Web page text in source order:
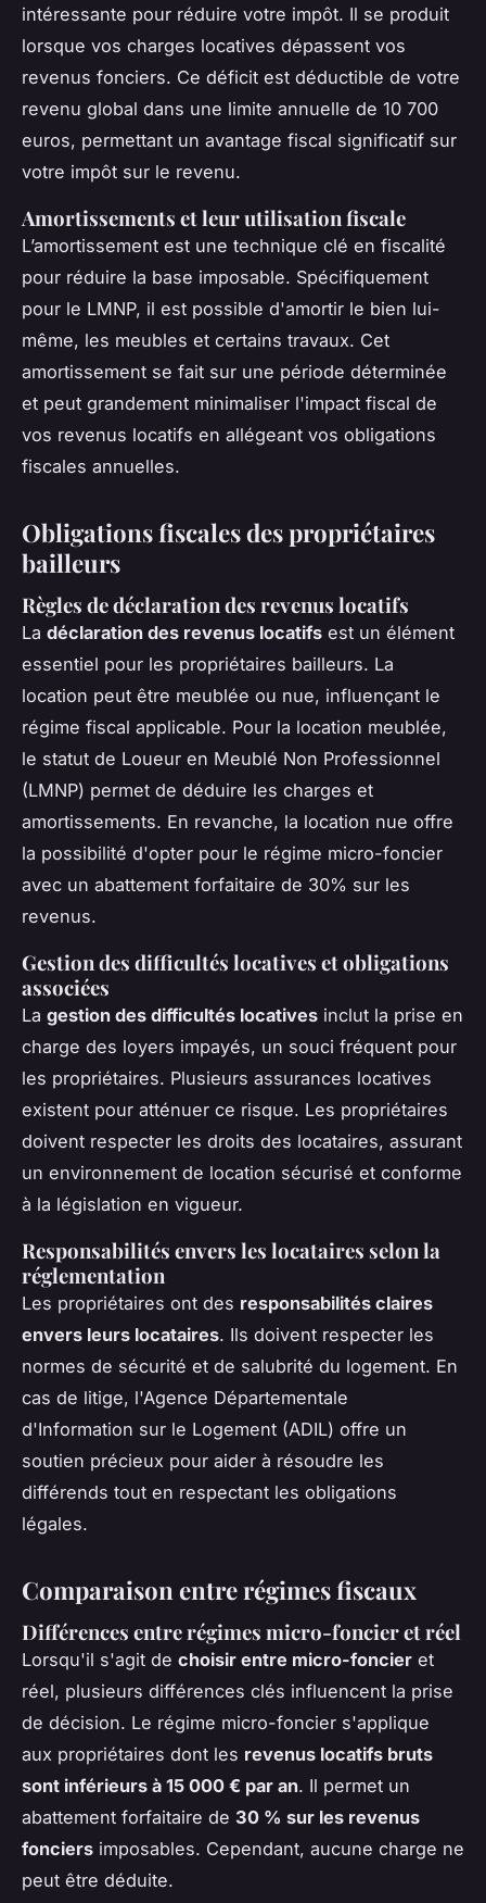
intéressante pour réduire votre impôt. Il se produit
lorsque vos charges locatives dépassent vos
revenus fonciers. Ce déficit est déductible de votre
revenu global dans une limite annuelle de 10 700
euros, permettant un avantage fiscal significatif sur
votre impôt sur le revenu.
Amortissements et leur utilisation fiscale
L’amortissement est une technique clé en fiscalité
pour réduire la base imposable. Spécifiquement
pour le LMNP, il est possible d'amortir le bien lui-
même, les meubles et certains travaux. Cet
amortissement se fait sur une période déterminée
et peut grandement minimaliser l'impact fiscal de
vos revenus locatifs en allégeant vos obligations
fiscales annuelles.
Obligations fiscales des propriétaires
bailleurs
Règles de déclaration des revenus locatifs
La déclaration des revenus locatifs est un élément
essentiel pour les propriétaires bailleurs. La
location peut être meublée ou nue, influençant le
régime fiscal applicable. Pour la location meublée,
le statut de Loueur en Meublé Non Professionnel
(LMNP) permet de déduire les charges et
amortissements. En revanche, la location nue offre
la possibilité d'opter pour le régime micro-foncier
avec un abattement forfaitaire de 30% sur les
revenus.
Gestion des difficultés locatives et obligations
associées
La gestion des difficultés locatives inclut la prise en
charge des loyers impayés, un souci fréquent pour
les propriétaires. Plusieurs assurances locatives
existent pour atténuer ce risque. Les propriétaires
doivent respecter les droits des locataires, assurant
un environnement de location sécurisé et conforme
à la législation en vigueur.
Responsabilités envers les locataires selon la
réglementation
Les propriétaires ont des responsabilités claires
envers leurs locataires. Ils doivent respecter les
normes de sécurité et de salubrité du logement. En
cas de litige, l'Agence Départementale
d'Information sur le Logement (ADIL) offre un
soutien précieux pour aider à résoudre les
différends tout en respectant les obligations
légales.
Comparaison entre régimes fiscaux
Différences entre régimes micro-foncier et réel
Lorsqu'il s'agit de choisir entre micro-foncier et
réel, plusieurs différences clés influencent la prise
de décision. Le régime micro-foncier s'applique
aux propriétaires dont les revenus locatifs bruts
sont inférieurs à 15 000 € par an. Il permet un
abattement forfaitaire de 30 % sur les revenus
fonciers imposables. Cependant, aucune charge ne
peut être déduite.